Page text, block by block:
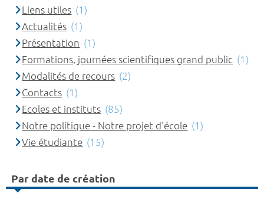
Liens utiles (1)
Actualités (1)
Présentation (1)
Formations, journées scientifiques grand public (1)
Modalités de recours (2)
Contacts (1)
Ecoles et instituts (85)
Notre politique - Notre projet d'école (1)
Vie étudiante (15)
Par date de création